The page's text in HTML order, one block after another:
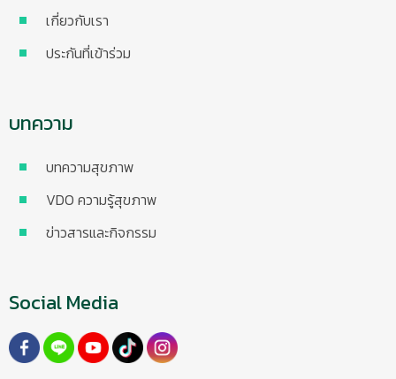
เกี่ยวกับเรา
ประกันที่เข้าร่วม
บทความ
บทความสุขภาพ
VDO ความรู้สุขภาพ
ข่าวสารและกิจกรรม
Social Media